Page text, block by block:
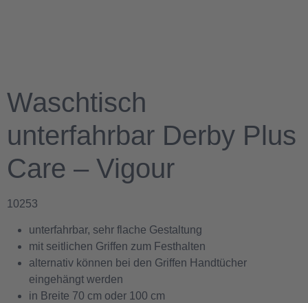
Waschtisch
unterfahrbar Derby Plus
Care – Vigour
10253
unterfahrbar, sehr flache Gestaltung
mit seitlichen Griffen zum Festhalten
alternativ können bei den Griffen Handtücher
eingehängt werden
in Breite 70 cm oder 100 cm